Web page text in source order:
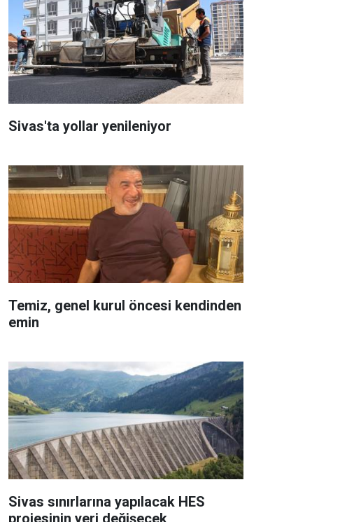
Sivas'ta yollar yenileniyor
Temiz, genel kurul öncesi kendinden
emin
Sivas sınırlarına yapılacak HES
projesinin yeri değişecek